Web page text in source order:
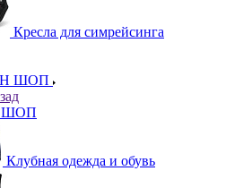
Кресла для симрейсинга
ШОП
ШОП
Клубная одежда и обувь